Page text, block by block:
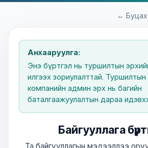
← Буцах
Анхааруулга:
Энэ бүртгэл нь туршилтын
илгээх зориулалттай.
компанийн админ эрх нь багийн
баталгаажуулалтын дараа
Байгууллага